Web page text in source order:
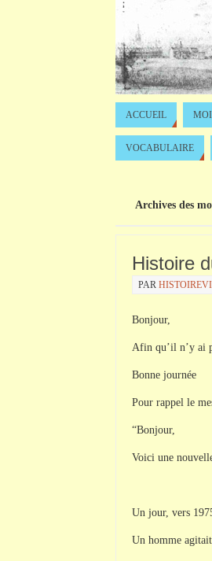
ACCUEIL MOI
VOCABULAIRE
Archives des
Histoire
PAR
Bonjour,
Afin qu’il n’y ai
Bonne journée
Pour rappel le
“Bonjour,
Voici une
Un jour, vers
Un homme